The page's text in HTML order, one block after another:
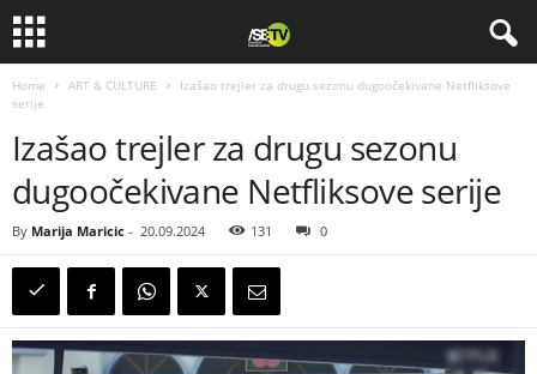
Home ART & CULTURE
Izašao trejler za drugu sezonu dugoočekivane Netfliksove
serije
Izašao trejler za drugu sezonu
dugoočekivane Netfliksove serije
By Marija Maricic - 20.09.2024 131 0